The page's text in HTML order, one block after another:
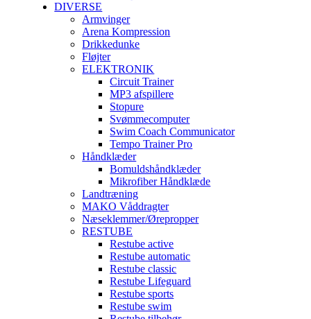
DIVERSE
Armvinger
Arena Kompression
Drikkedunke
Fløjter
ELEKTRONIK
Circuit Trainer
MP3 afspillere
Stopure
Svømmecomputer
Swim Coach Communicator
Tempo Trainer Pro
Håndklæder
Bomuldshåndklæder
Mikrofiber Håndklæde
Landtræning
MAKO Våddragter
Næseklemmer/Ørepropper
RESTUBE
Restube active
Restube automatic
Restube classic
Restube Lifeguard
Restube sports
Restube swim